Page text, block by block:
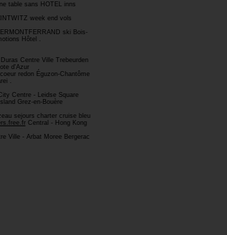
table sans HOTEL inns
week end vols
ski Bois-
Hôtel .
Centre Ville Trebeurden
d'Azur
redon Éguzon-Chantôme
.
Centre - Leidse Square
Grez-en-Bouère
sejours charter cruise bleu
Central - Hong Kong
Ville - Arbat Moree Bergerac